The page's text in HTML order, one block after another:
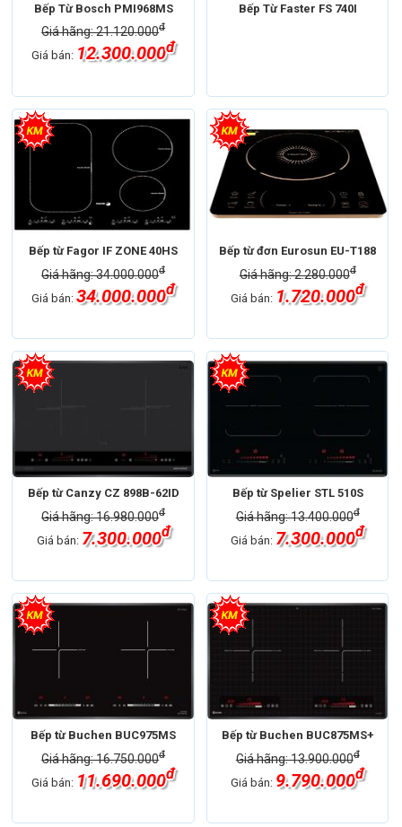
Bếp Từ Bosch PMI968MS
Giá hãng: 21.120.000đ
Giá bán: 12.300.000đ
Bếp Từ Faster FS 740I
Bếp từ Fagor IF ZONE 40HS
Giá hãng: 34.000.000đ
Giá bán:34.000.000đ
Bếp từ đơn Eurosun EU-T188
Giá hãng: 2.280.000đ
Giá bán: 1.720.000đ
Bếp từ Canzy CZ 898B-62ID
Giá hãng: 16.980.000đ
Giá bán: 7.300.000đ
Bếp từ Spelier STL 510S
Giá hãng: 13.400.000đ
Giá bán: 7.300.000đ
Bếp từ Buchen BUC975MS
Giá hãng: 16.750.000đ
Giá bán: 11.690.000đ
Bếp từ Buchen BUC875MS+
Giá hãng: 13.900.000đ
Giá bán: 9.790.000đ